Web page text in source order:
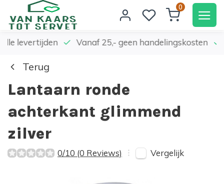
0
levertijden Vanaf 25,- geen handelingskosten
Terug
Lantaarn ronde
achterkant glimmend
zilver
0/10 (0 Reviews) Vergelijk